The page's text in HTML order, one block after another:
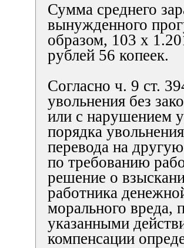
Сумма среднего
вынужденного
образом, 103 x
рублей 56 копеек.
Согласно ч. 9 ст.
увольнения без
или с нарушением
порядка
перевода на
по требованию
решение о
работника
морального вреда,
указанными
компенсации